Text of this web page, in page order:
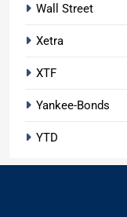
Wall Street
Xetra
XTF
Yankee-Bonds
YTD